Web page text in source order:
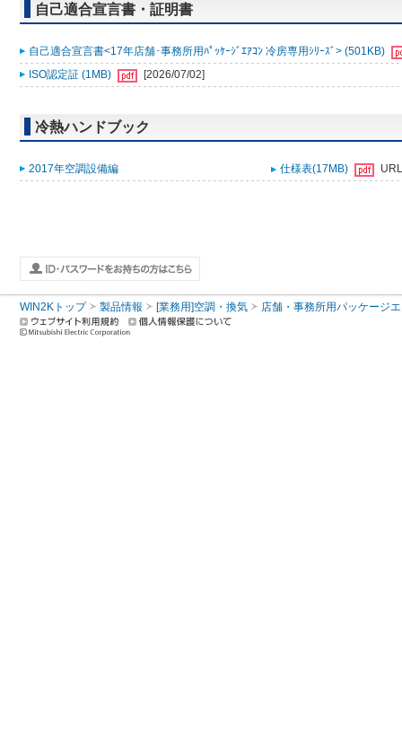
自己適合宣言書・証明書
自己適合宣言書<17年店舗･事務所用ﾊﾟｯｹｰｼﾞｴｱｺﾝ 冷房専用ｼﾘｰｽﾞ> (501KB)
ISO認定証 (1MB)
[2026/07/02]
冷熱ハンドブック
2017年空調設備編 仕様表(17MB) URL
WIN2Kトップ 製品情報 [業務用]空調・換気 店舗・事務所用パッケージ